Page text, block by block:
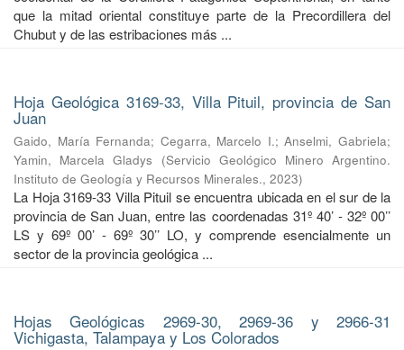
que la mitad oriental constituye parte de la Precordillera del
Chubut y de las estribaciones más ...
Hoja Geológica 3169-33, Villa Pituil, provincia de San
Juan
Gaido, María Fernanda; Cegarra, Marcelo I.;Anselmi, Gabriela;
Yamin, Marcela Gladys
(Servicio Geológico Minero Argentino.
Instituto de Geología y Recursos Minerales., 2023)
La Hoja 3169-33 Villa Pituil se encuentra ubicada en el sur de la
provincia de San Juan, entre las coordenadas 31º 40’ - 32º 00’’
LS y 69º 00’ - 69º 30’’ LO, y comprende esencialmente un
sector de la provincia geológica ...
Hojas Geológicas 2969-30, 2969-36 y 2966-31
Vichigasta, Talampaya y Los Colorados